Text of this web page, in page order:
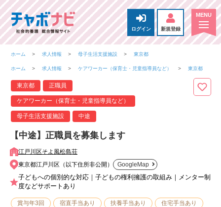
ログイン 新規登録
ホーム 求人情報 母子生活支援施設 東京都
ホーム 求人情報 ケアワーカー（保育士・児童指導員など） 東京都
東京都 正職員
ケアワーカー（保育士・児童指導員など）
母子生活支援施設 中途
【中途】正職員を募集します
江戸川区そよ風松島荘
東京都江戸川区（以下住所非公開）
GoogleMap
子どもへの個別的な対応｜子どもの権利擁護の取組み｜メンター制
度などサポートあり
賞与年3回 宿直手当あり 扶養手当あり 住宅手当あり